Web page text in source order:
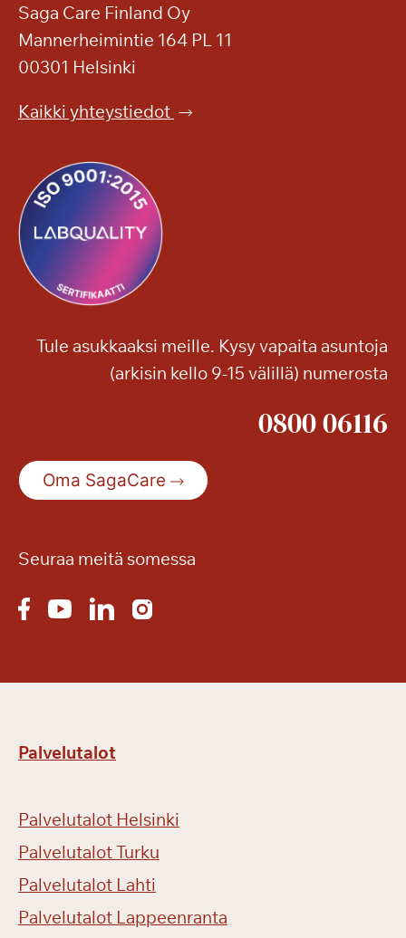
Saga Care Finland Oy
Mannerheimintie 164 PL 11
00301 Helsinki
Kaikki yhteystiedot
Tule asukkaaksi meille. Kysy vapaita asuntoja
(arkisin kello 9-15 välillä) numerosta
0800 06116
Oma SagaCare
Seuraa meitä somessa
Palvelutalot
Palvelutalot Helsinki
Palvelutalot Turku
Palvelutalot Lahti
Palvelutalot Lappeenranta